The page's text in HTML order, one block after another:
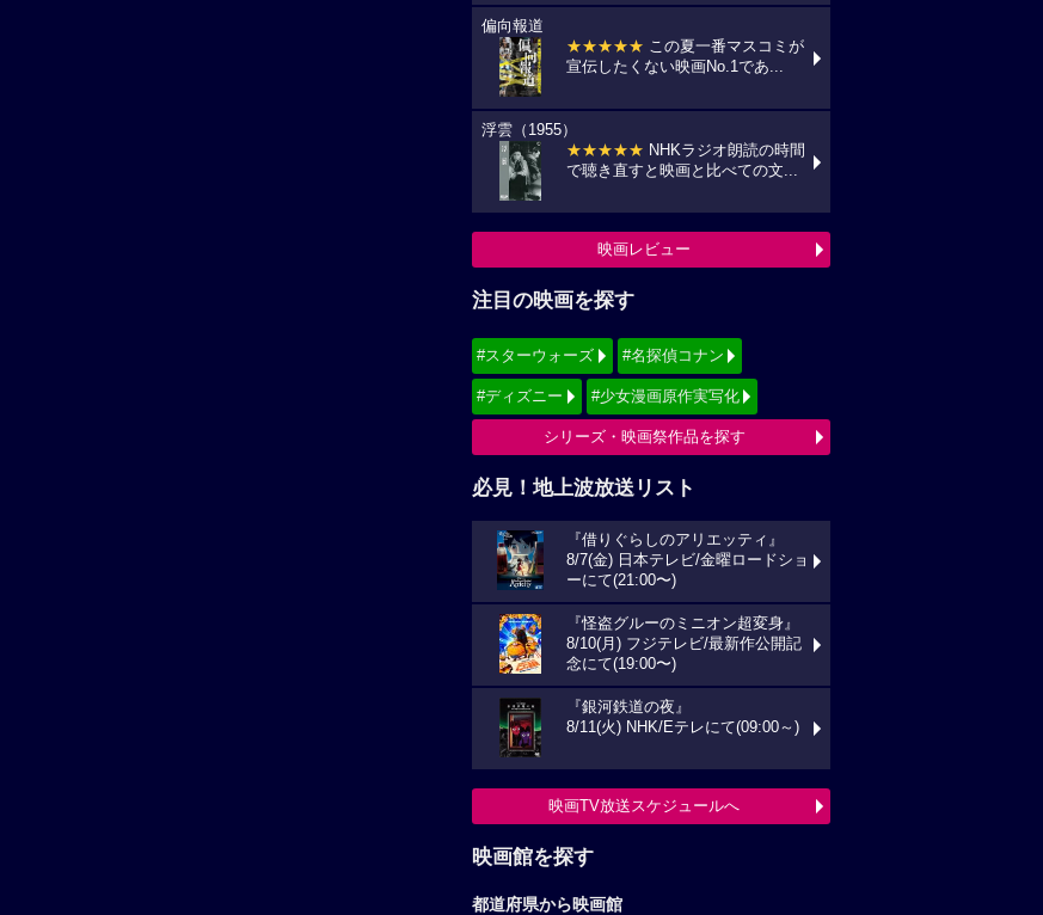
偏向報道
★★★★★ この夏一番マスコミが
宣伝したくない映画No.1であ...
浮雲（1955）
★★★★★ NHKラジオ朗読の時間
で聴き直すと映画と比べての文...
映画レビュー
注目の映画を探す
#スターウォーズ #名探偵コナン
#ディズニー #少女漫画原作実写化
シリーズ・映画祭作品を探す
必見！地上波放送リスト
『借りぐらしのアリエッティ』
8/7(金) 日本テレビ/金曜ロードショ
ーにて(21:00〜)
『怪盗グルーのミニオン超変身』
8/10(月) フジテレビ/最新作公開記
念にて(19:00〜)
『銀河鉄道の夜』
8/11(火) NHK/Eテレにて(09:00～)
映画TV放送スケジュールへ
映画館を探す
都道府県から映画館